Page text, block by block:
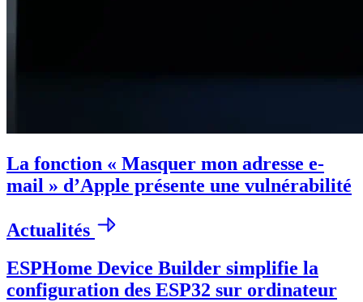
La fonction « Masquer mon adresse e-
mail » d’Apple présente une vulnérabilité
Actualités
ESPHome Device Builder simplifie la
configuration des ESP32 sur ordinateur